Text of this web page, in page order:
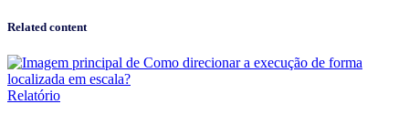
Related content
Relatório